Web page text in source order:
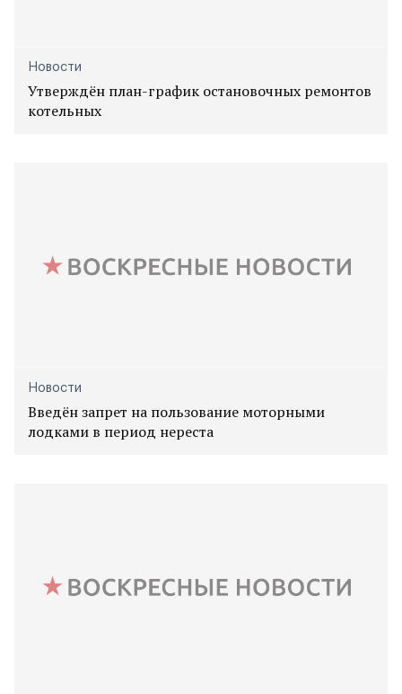
Новости
Утверждён план-график остановочных ремонтов
котельных
Новости
Введён запрет на пользование моторными
лодками в период нереста